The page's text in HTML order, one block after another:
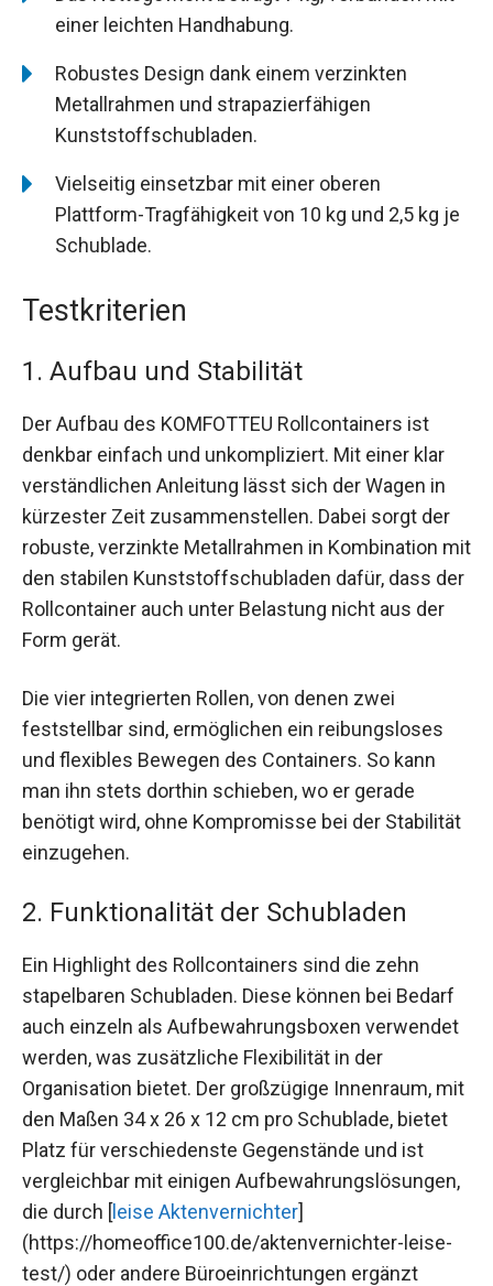
einer leichten Handhabung.
Robustes Design dank einem verzinkten
Metallrahmen und strapazierfähigen
Kunststoffschubladen.
Vielseitig einsetzbar mit einer oberen
Plattform-Tragfähigkeit von 10 kg und 2,5 kg je
Schublade.
Testkriterien
1. Aufbau und Stabilität
Der Aufbau des KOMFOTTEU Rollcontainers ist
denkbar einfach und unkompliziert. Mit einer klar
verständlichen Anleitung lässt sich der Wagen in
kürzester Zeit zusammenstellen. Dabei sorgt der
robuste, verzinkte Metallrahmen in Kombination mit
den stabilen Kunststoffschubladen dafür, dass der
Rollcontainer auch unter Belastung nicht aus der
Form gerät.
Die vier integrierten Rollen, von denen zwei
feststellbar sind, ermöglichen ein reibungsloses
und flexibles Bewegen des Containers. So kann
man ihn stets dorthin schieben, wo er gerade
benötigt wird, ohne Kompromisse bei der Stabilität
einzugehen.
2. Funktionalität der Schubladen
Ein Highlight des Rollcontainers sind die zehn
stapelbaren Schubladen. Diese können bei Bedarf
auch einzeln als Aufbewahrungsboxen verwendet
werden, was zusätzliche Flexibilität in der
Organisation bietet. Der großzügige Innenraum, mit
den Maßen 34 x 26 x 12 cm pro Schublade, bietet
Platz für verschiedenste Gegenstände und ist
vergleichbar mit einigen Aufbewahrungslösungen,
die durch [leise Aktenvernichter]
(https://homeoffice100.de/aktenvernichter-leise-
test/) oder andere Büroeinrichtungen ergänzt